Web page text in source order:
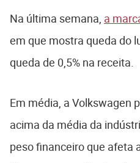
Na última semana, a
em que mostra queda do
queda de 0,5% na receita.
Em média, a Volkswagen
acima da média da
peso financeiro que afeta